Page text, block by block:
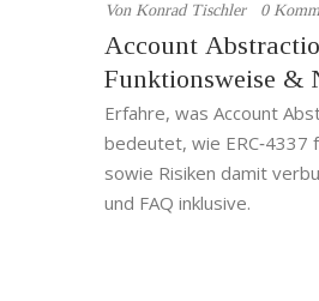
Von Konrad Tischler 0
Account
Funktionsweise &
Erfahre, was Account
bedeutet, wie ERC‑4337
sowie Risiken damit
und FAQ inklusive.